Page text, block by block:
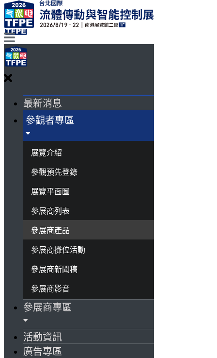
最新消息
參觀者專區
展覽介紹
參觀預先登錄
展覽平面圖
參展商列表
參展商產品
參展商攤位活動
參展商新聞稿
參展商影音
參展商專區
活動資訊
廣告專區